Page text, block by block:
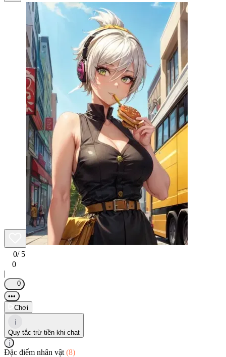
0/ 5
0
|
0
•••
Chơi
i
Quy tắc trừ tiền khi chat
i
Đặc điểm nhân vật (8)